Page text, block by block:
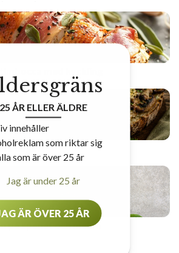
med kyckling
dagar
på spenat och melon
25 ÅR ELLER ÄLDRE
innehåller
som riktar sig
som är över 25 år
Jag är under 25 år
ÄR ÖVER 25 ÅR